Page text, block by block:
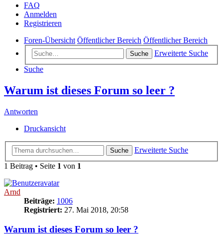
FAQ
Anmelden
Registrieren
Foren-Übersicht Öffentlicher Bereich Öffentlicher Bereich
Suche
Erweiterte Suche
Suche
Warum ist dieses Forum so leer ?
Antworten
Druckansicht
Suche
Erweiterte Suche
1 Beitrag • Seite 1 von 1
Arnd
Beiträge: 1006
Registriert: 27. Mai 2018, 20:58
Warum ist dieses Forum so leer ?